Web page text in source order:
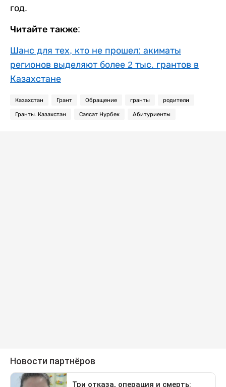
год.
Читайте также:
Шанс для тех, кто не прошел: акиматы
регионов выделяют более 2 тыс. грантов в
Казахстане
Казахстан Грант Обращение гранты родители
Гранты. Казахстан Саясат Нурбек Абитуриенты